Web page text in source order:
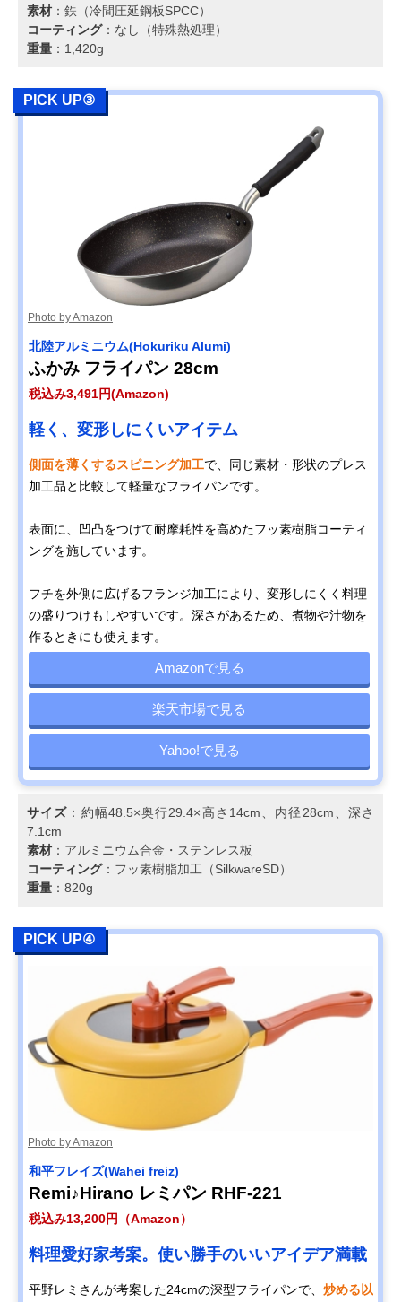
素材 ：鉄（冷間圧延鋼板SPCC）
コーティング：なし（特殊熱処理）
重量 ：1,420g
PICK UP③
Photo by Amazon
北陸アルミニウム(Hokuriku Alumi)
ふかみ フライパン 28cm
税込み3,491円(Amazon)
軽く、変形しにくいアイテム
側面を薄くするスピニング加工で、同じ素材・形状のプレス
加工品と比較して軽量なフライパンです。
表面に、凹凸をつけて耐摩耗性を高めたフッ素樹脂コーティ
ングを施しています。
フチを外側に広げるフランジ加工により、変形しにくく料理
の盛りつけもしやすいです。深さがあるため、煮物や汁物を
作るときにも使えます。
Amazonで見る
楽天市場で見る
Yahoo!で見る
サイズ ：約幅48.5×奥行29.4×高さ14cm、内径28cm、深さ
7.1cm
素材 ：アルミニウム合金・ステンレス板
コーティング：フッ素樹脂加工（SilkwareSD）
重量 ：820g
PICK UP④
Photo by Amazon
和平フレイズ(Wahei freiz)
Remi♪Hirano レミパン RHF-221
税込み13,200円（Amazon）
料理愛好家考案。使い勝手のいいアイデア満載
平野レミさんが考案した24cmの深型フライパンで、 炒める以